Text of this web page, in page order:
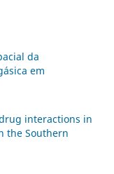
da
em
interactions in
the Southern